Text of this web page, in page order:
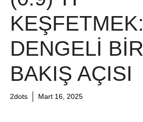
KEŞFETMEK:
DENGELI BIR
BAKIŞ AÇISI
2dots Mart 16, 2025